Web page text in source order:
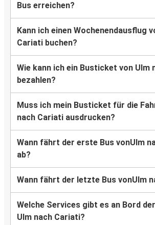
Bus erreichen?
Kann ich einen Wochenendausflug
Cariati buchen?
Wie kann ich ein Busticket von Ulm
bezahlen?
Muss ich mein Busticket für die
nach Cariati ausdrucken?
Wann fährt der erste Bus vonUlm
ab?
Wann fährt der letzte Bus vonUlm
Welche Services gibt es an Bord
Ulm nach Cariati?